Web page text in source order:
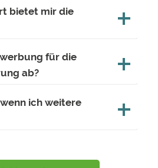
bietet mir die
für die
ab?
ich weitere